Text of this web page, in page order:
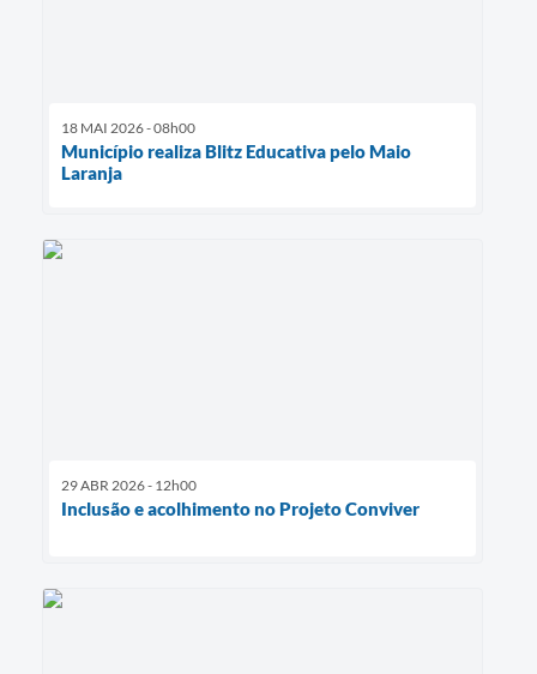
18 MAI 2026 - 08h00
Município realiza Blitz Educativa pelo Maio
Laranja
29 ABR 2026 - 12h00
Inclusão e acolhimento no Projeto Conviver